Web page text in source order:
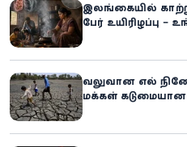
இலங்கையில் காற்று
பேர் உயிரிழப்பு –
வலுவான எல்
மக்கள்